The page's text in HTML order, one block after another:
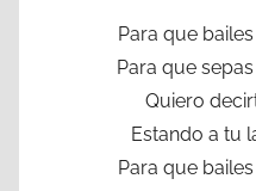
Para que
Para que
Quiero
Estando a tu
Para que